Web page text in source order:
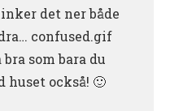
det ner både
confused.gif
som bara du
också! 🙂